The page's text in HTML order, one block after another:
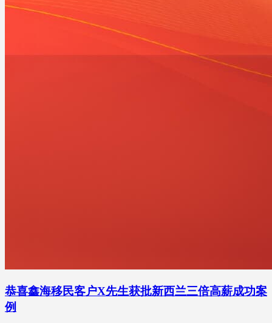
恭喜鑫海移民客户X先生获批新西兰三倍高薪成功案
例